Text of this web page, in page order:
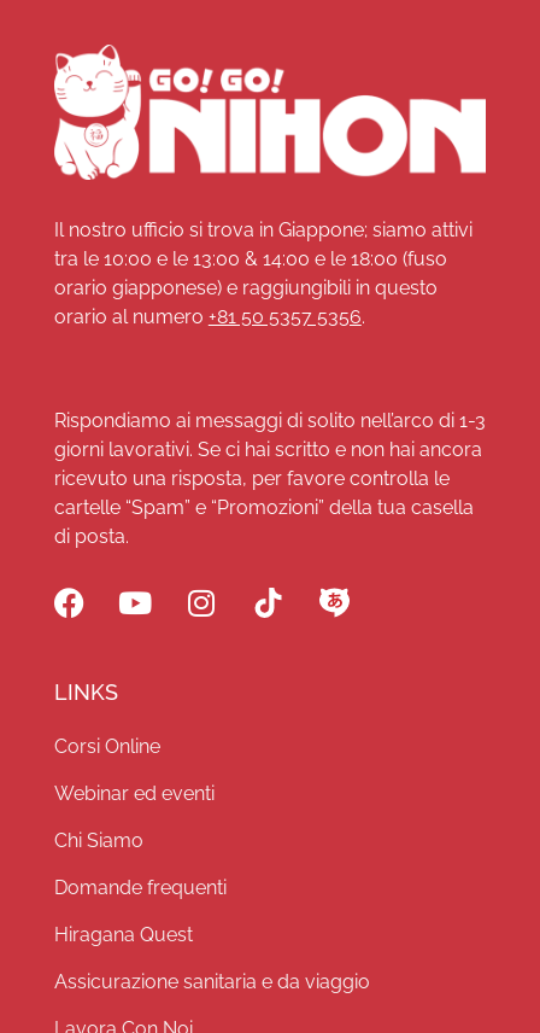
Il nostro ufficio si trova in Giappone; siamo attivi
tra le 10:00 e le 13:00 & 14:00 e le 18:00 (fuso
orario giapponese) e raggiungibili in questo
orario al numero +81 50 5357 5356.
Rispondiamo ai messaggi di solito nell’arco di 1-3
giorni lavorativi. Se ci hai scritto e non hai ancora
ricevuto una risposta, per favore controlla le
cartelle “Spam” e “Promozioni” della tua casella
di posta.
LINKS
Corsi Online
Webinar ed eventi
Chi Siamo
Domande frequenti
Hiragana Quest
Assicurazione sanitaria e da viaggio